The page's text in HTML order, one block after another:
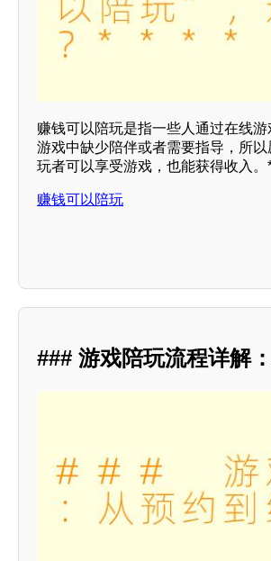
赚钱可以陪玩是指一些人通过在线
游戏中缺少陪伴或者需要指导，所
玩者可以享受游戏，也能获得收入。
赚钱可以陪玩
### 游戏陪玩流程详解